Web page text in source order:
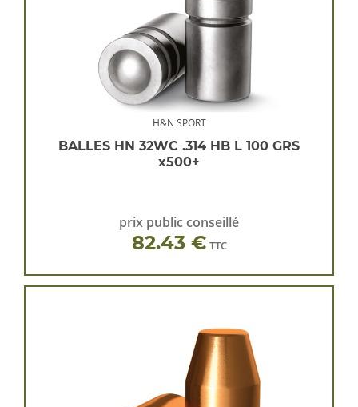
H&N SPORT
BALLES HN 32WC .314 HB L 100 GRS
x500+
prix public conseillé
82.43 € TTC